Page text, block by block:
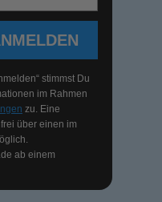
stimmst Du
im Rahmen
zu. Eine
über einen im
ab einem